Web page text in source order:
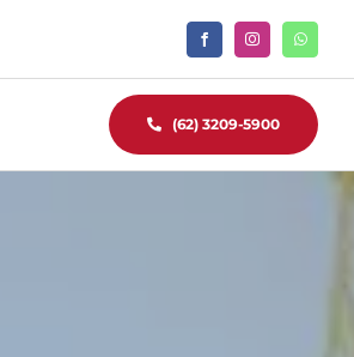
(62) 3209-5900